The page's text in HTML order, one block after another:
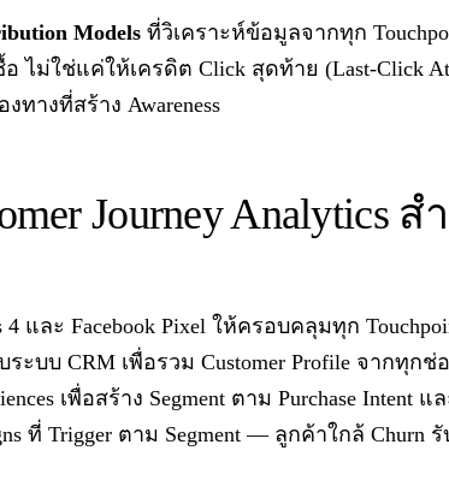
Models ที่วิเคราะห์ข้อมูลจากทุก
ไม่ใช่แค่ให้เครดิต Click สุดท้าย (Last-Click
ทางที่สร้าง Awareness
Journey Analytics
4 และ Facebook Pixel ให้ครอบคลุมทุก
ระบบ CRM เพื่อรวม Customer Profile จากทุกช่
เพื่อสร้าง Segment ตาม Purchase Intent แ
ที่ Trigger ตาม Segment — ลูกค้าใกล้ Churn